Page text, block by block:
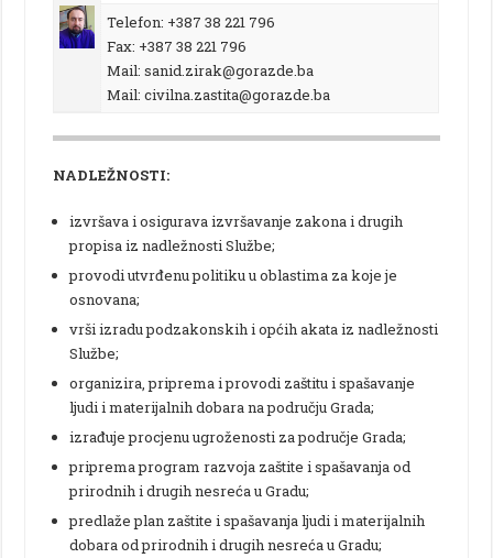
Telefon: +387 38 221 796
Fax: +387 38 221 796
Mail: sanid.zirak@gorazde.ba
Mail: civilna.zastita@gorazde.ba
NADLEŽNOSTI:
izvršava i osigurava izvršavanje zakona i drugih
propisa iz nadležnosti Službe;
provodi utvrđenu politiku u oblastima za koje je
osnovana;
vrši izradu podzakonskih i općih akata iz nadležnosti
Službe;
organizira, priprema i provodi zaštitu i spašavanje
ljudi i materijalnih dobara na području Grada;
izrađuje procjenu ugroženosti za područje Grada;
priprema program razvoja zaštite i spašavanja od
prirodnih i drugih nesreća u Gradu;
predlaže plan zaštite i spašavanja ljudi i materijalnih
dobara od prirodnih i drugih nesreća u Gradu;